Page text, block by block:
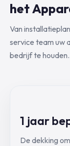
het
Van
service team uw
bedrijf te houden.
1 jaar
De dekking